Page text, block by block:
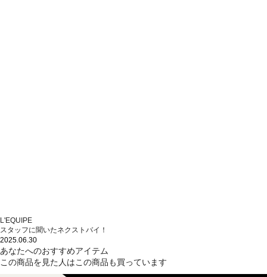
L'EQUIPE
スタッフに聞いたネクストバイ！
2025.06.30
あなたへのおすすめアイテム
この商品を見た人はこの商品も買っています